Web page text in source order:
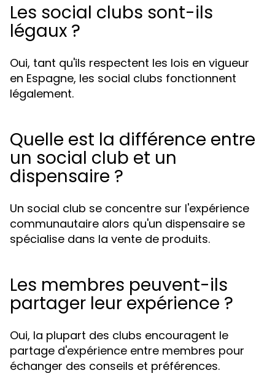
Les social clubs sont-ils
légaux ?
Oui, tant qu'ils respectent les lois en vigueur
en Espagne, les social clubs fonctionnent
légalement.
Quelle est la différence entre
un social club et un
dispensaire ?
Un social club se concentre sur l'expérience
communautaire alors qu'un dispensaire se
spécialise dans la vente de produits.
Les membres peuvent-ils
partager leur expérience ?
Oui, la plupart des clubs encouragent le
partage d'expérience entre membres pour
échanger des conseils et préférences.